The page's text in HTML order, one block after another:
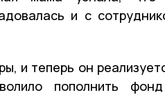
и с
и теперь он
пополнить